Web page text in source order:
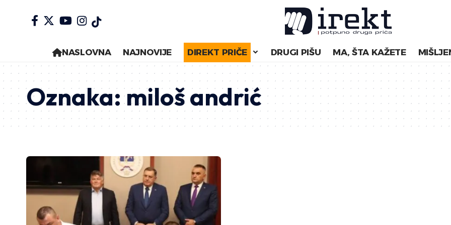
NASLOVNA NAJNOVIJE DIREKT PRIČE DRUGI PIŠU MA, ŠTA KAŽETE
Oznaka:miloš andrić